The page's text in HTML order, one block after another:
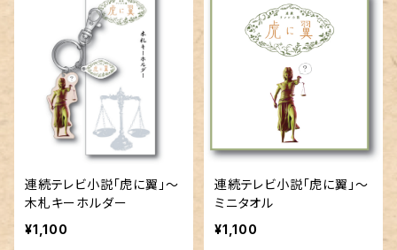
連続テレビ小説「虎に翼」～
木札キーホルダー
¥1,100
連続テレビ小説「虎に翼」～
ミニタオル
¥1,100